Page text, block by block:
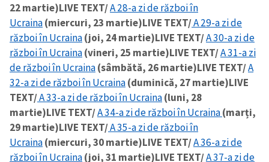
22 martie)LIVE TEXT/A 28-a zi de război în
Ucraina(miercuri, 23 martie)LIVE TEXT/A 29-a zi de
război în Ucraina(joi, 24 martie)LIVE TEXT/A 30-a zi de
război în Ucraina(vineri, 25 martie)LIVE TEXT/A 31-a zi
de război în Ucraina(sâmbătă, 26 martie)LIVE TEXT/A
32-a zi de război în Ucraina(duminică, 27 martie)LIVE
TEXT/A 33-a zi de război în Ucraina(luni, 28
martie)LIVE TEXT/A 34-a zi de război în Ucraina(marți,
29 martie)LIVE TEXT/A 35-a zi de război în
Ucraina(miercuri, 30 martie)LIVE TEXT/A 36-a zi de
război în Ucraina(joi, 31 martie)LIVE TEXT/A 37-a zi de